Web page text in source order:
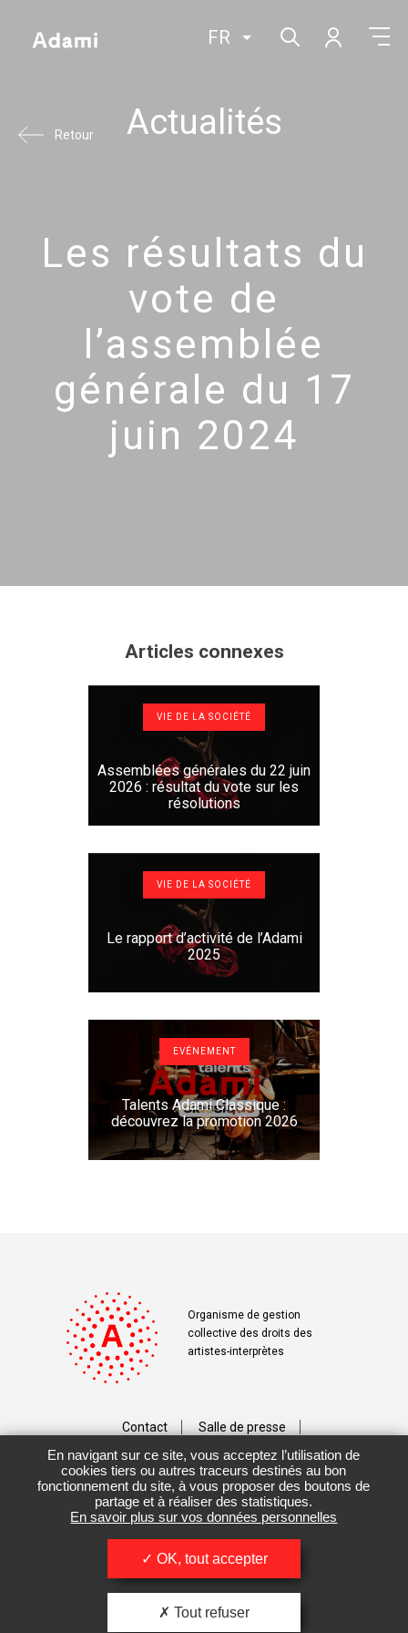
FR
Retour Actualités
Les résultats du
vote de
l’assemblée
générale du 17
juin 2024
Articles connexes
VIE DE LA SOCIÉTÉ
Assemblées générales du 22 juin
2026 : résultat du vote sur les
résolutions
VIE DE LA SOCIÉTÉ
Le rapport d’activité de l’Adami
2025
EVÉNEMENT
Talents Adami Classique :
découvrez la promotion 2026
Organisme de gestion
collective des droits des
artistes-interprètes
Contact Salle de presse
Téléchargements Crédits
Vos données personnelles
Mentions légales / CGU
En navigant sur ce site, vous acceptez l’utilisation de
cookies tiers ou autres traceurs destinés au bon
fonctionnement du site, à vous proposer des boutons de
partage et à réaliser des statistiques.
En savoir plus sur vos données personnelles
OK, tout accepter
Tout refuser